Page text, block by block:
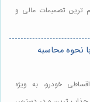
ترین تصمیمات مالی و
نحوه محاسبه
خودرو، به ویژه